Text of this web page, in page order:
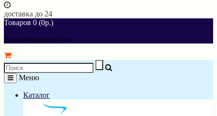
доставка до 24
Товаров 0 (0р.)
Ваша корзина пуста!
Меню
Каталог